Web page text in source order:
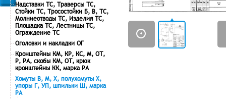
Надставки ТС, Траверсы ТС,
Стойки ТС, Тросостойки Б, В, ТС,
Молниеотводы ТС, Изделия ТС,
Площадка ТС, Лестницы ТС,
Ограждение ТС
Оголовки и накладки ОГ
Кронштейны КМ, КР, КС, М, ОТ,
Р, РА, скобы КМ, ОТ, крюк
кронштейны КК, марка РА
Хомуты В, М, Х, полухомуты Х,
упоры Г, УП, шпильки Ш, марка
РА